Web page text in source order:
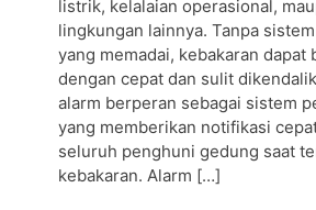
listrik, kelalaian operasional,
lingkungan lainnya. Tanpa
yang memadai, kebakaran dapat
dengan cepat dan sulit
alarm berperan sebagai sistem
yang memberikan notifikasi
seluruh penghuni gedung saat
kebakaran. Alarm […]